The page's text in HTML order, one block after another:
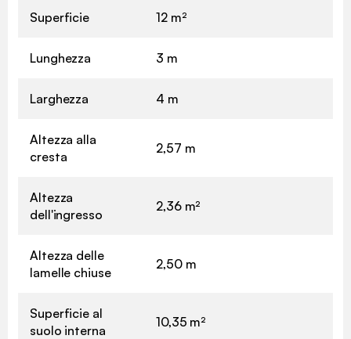
Superficie 12 m²
Lunghezza 3 m
Larghezza 4 m
Altezza alla
cresta
2,57 m
Altezza
dell'ingresso
2,36 m²
Altezza delle
lamelle chiuse
2,50 m
Superficie al
suolo interna
10,35 m²